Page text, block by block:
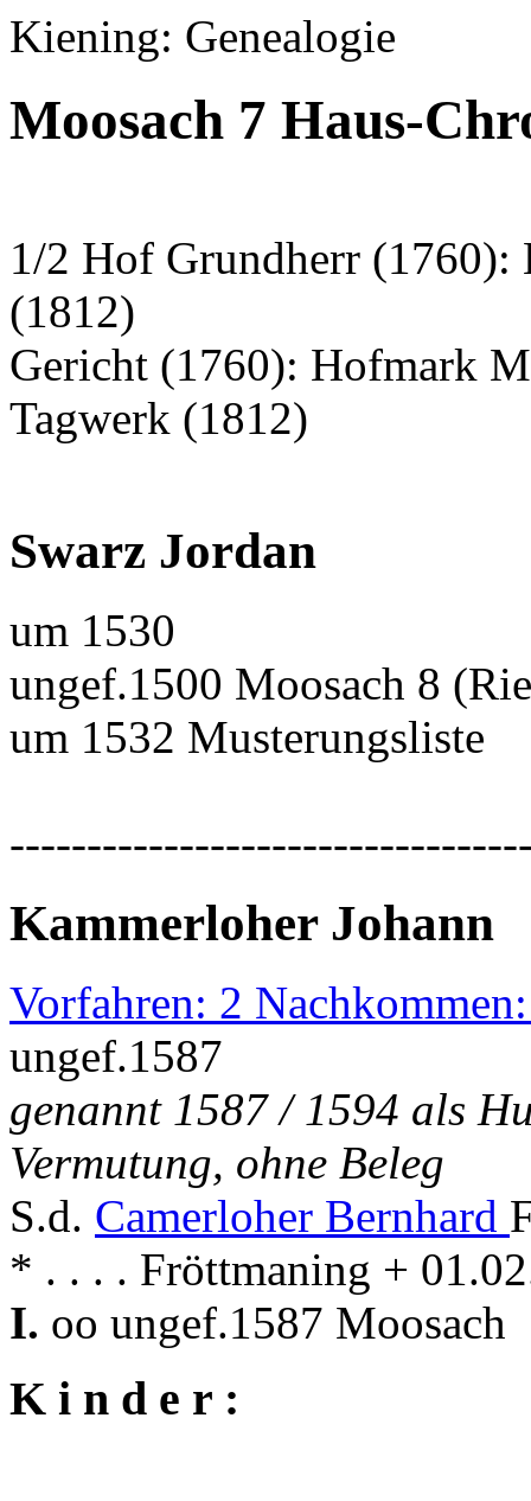
Kiening: Genealogie
Moosach 7 Haus-
1/2 Hof Grundherr (1760):
(1812)
Gericht (1760): Hofmark
Tagwerk (1812)
Swarz Jordan
um 1530
ungef.1500 Moosach 8
um 1532 Musterungsliste
Kammerloher Johann
Vorfahren: 2
ungef.1587
genannt 1587 / 1594 als
Vermutung, ohne Beleg
S.d. Camerloher Bernhard
* . . . . Fröttmaning +
I. oo ungef.1587 Moosach
K i n d e r :